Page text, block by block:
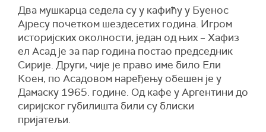
Два мушкарца седела су у кафићу у Буенос
Ајресу почетком шездесетих година. Игром
историјских околности, један од њих – Хафиз
ел Асад је за пар година постао председник
Сирије. Други, чије је право име било Ели
Коен, по Асадовом наређењу обешен је у
Дамаску 1965. године. Од кафе у Аргентини до
сиријског губилишта били су блиски
пријатељи.